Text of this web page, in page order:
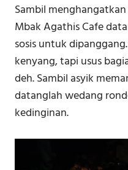
Sambil
Mbak Agathis Cafe
sosis untuk
kenyang, tapi usus
deh. Sambil asyik
datanglah wedang
kedinginan.